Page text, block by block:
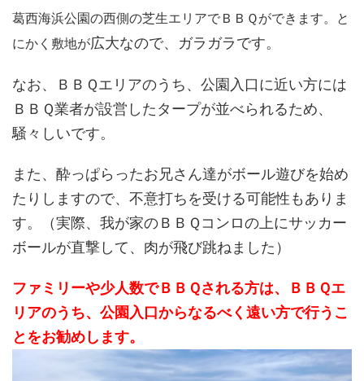
葛西海浜公園の西側の芝生エリアでＢＢＱができます。と
にかく敷地が広大なので、ガラガラです。
なお、ＢＢＱエリアのうち、公園入口に近い方には
ＢＢＱ業者が設営したタープが並べられるため、
騒々しいです。
また、酔っぱらったお兄さん達がボール遊びを始め
たりしますので、不意打ちを受ける可能性もありま
す。（実際、我が家のＢＢＱコンロの上にサッカー
ボールが直撃して、肉が飛び跳ねました）
ファミリーや少人数でＢＢＱされる方は、ＢＢＱエ
リアのうち、公園入口からなるべく遠い方で行うこ
とをお勧めします。